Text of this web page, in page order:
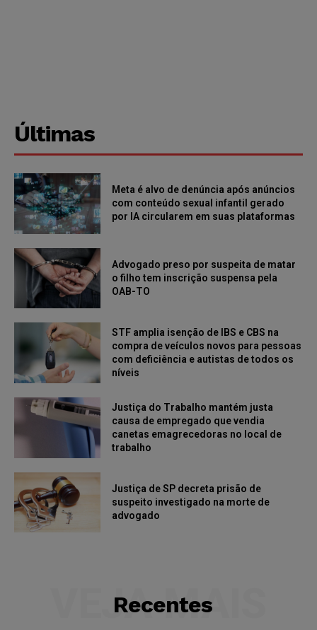
Últimas
Meta é alvo de denúncia após anúncios
com conteúdo sexual infantil gerado
por IA circularem em suas plataformas
Advogado preso por suspeita de matar
o filho tem inscrição suspensa pela
OAB-TO
STF amplia isenção de IBS e CBS na
compra de veículos novos para pessoas
com deficiência e autistas de todos os
níveis
Justiça do Trabalho mantém justa
causa de empregado que vendia
canetas emagrecedoras no local de
trabalho
Justiça de SP decreta prisão de
suspeito investigado na morte de
advogado
Recentes
VEJA MAIS